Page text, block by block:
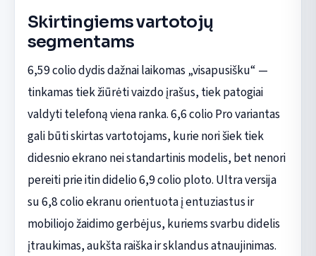
Skirtingiems vartotojų
segmentams
6,59 colio dydis dažnai laikomas „visapusišku“ —
tinkamas tiek žiūrėti vaizdo įrašus, tiek patogiai
valdyti telefoną viena ranka. 6,6 colio Pro variantas
gali būti skirtas vartotojams, kurie nori šiek tiek
didesnio ekrano nei standartinis modelis, bet nenori
pereiti prie itin didelio 6,9 colio ploto. Ultra versija
su 6,8 colio ekranu orientuota į entuziastus ir
mobiliojo žaidimo gerbėjus, kuriems svarbu didelis
įtraukimas, aukšta raiška ir sklandus atnaujinimas.